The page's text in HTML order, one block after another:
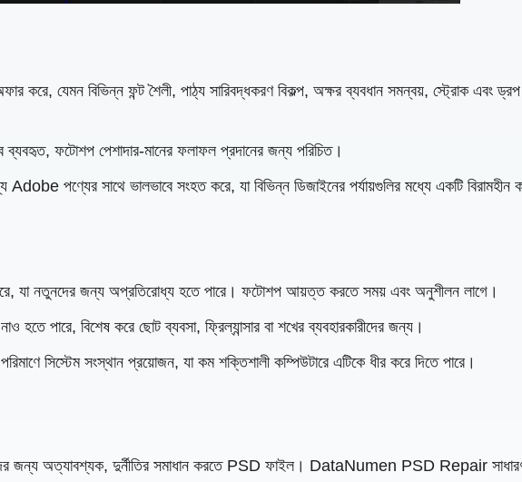
অফার করে, যেমন বিভিন্ন ফন্ট শৈলী, পাঠ্য সারিবদ্ধকরণ বিকল্প, অক্ষর ব্যবধান সমন্বয়, স্ট্রোক
ব্যবহৃত, ফটোশপ পেশাদার-মানের ফলাফল প্রদানের জন্য পরিচিত।
পণ্যের সাথে ভালভাবে সংহত করে, যা বিভিন্ন ডিজাইনের পর্যায়গুলির মধ্যে একটি বিরামহীন
যা নতুনদের জন্য অপ্রতিরোধ্য হতে পারে। ফটোশপ আয়ত্ত করতে সময় এবং অনুশীলন লাগে।
পারে, বিশেষ করে ছোট ব্যবসা, ফ্রিল্যান্সার বা শখের ব্যবহারকারীদের জন্য।
সিস্টেম সংস্থান প্রয়োজন, যা কম শক্তিশালী কম্পিউটারে এটিকে ধীর করে দিতে পারে।
জন্য অত্যাবশ্যক, দুর্নীতির সমাধান করতে PSD ফাইল। DataNumen PSD Repair